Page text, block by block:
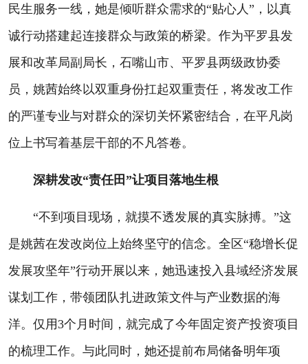
民生服务一线，她是倾听群众需求的“贴心人”，以真
诚行动搭建起连接群众与政策的桥梁。作为平罗县发
展和改革局副局长，石嘴山市、平罗县两级政协委
员，姚茜始终以双重身份扛起双重责任，将发改工作
的严谨专业与对群众的深切关怀紧密结合，在平凡岗
位上书写着基层干部的不凡答卷。
深耕发改“责任田”让项目落地生根
“不到项目现场，就摸不透发展的真实脉搏。”这
是姚茜在发改岗位上始终坚守的信念。全区“稳增长促
发展攻坚年”行动开展以来，她迅速投入县域经济发展
谋划工作，带领团队扎进政策文件与产业数据的海
洋。仅用3个月时间，就完成了今年固定资产投资项目
的梳理工作。与此同时，她还提前布局储备明年项